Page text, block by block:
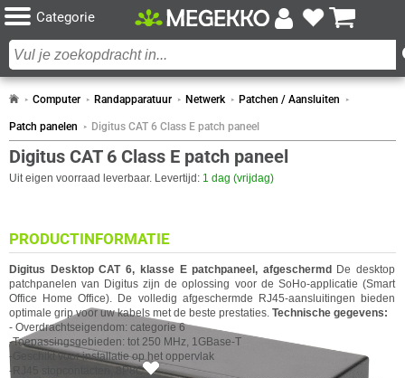
Categorie
Computer Randapparatuur Netwerk Patchen / Aansluiten
Patch panelen Digitus CAT 6 Class E patch paneel
Digitus CAT 6 Class E patch paneel
Uit eigen voorraad leverbaar. Levertijd: 1 dag (vrijdag)
5x
PRODUCTINFORMATIE
Digitus Desktop CAT 6, klasse E patchpaneel, afgeschermd
De desktop
patchpanelen van Digitus zijn de oplossing voor de SoHo-applicatie (Smart
Office Home Office). De volledig afgeschermde RJ45-aansluitingen bieden
optimale grip voor uw kabels met de beste prestaties. Technische gegevens:
- Overdrachtseigendom: categorie 6
-Toepassingsgebieden: tot 250 MHz, 1GBase-T
-Geschikt voor installatie op het oppervlak
-RJ45 stopcontacten, 8P8C